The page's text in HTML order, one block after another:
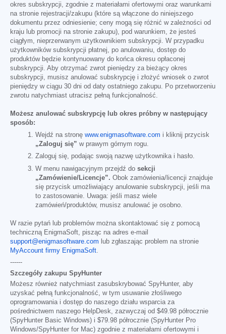
okres subskrypcji, zgodnie z materiałami ofertowymi oraz warunkami
na stronie rejestracji/zakupu (które są włączone do niniejszego
dokumentu przez odniesienie; ceny mogą się różnić w zależności od
kraju lub promocji na stronie zakupu), pod warunkiem, że jesteś
ciągłym, nieprzerwanym użytkownikiem subskrypcji. W przypadku
użytkowników subskrypcji płatnej, po anulowaniu, dostęp do
produktów będzie kontynuowany do końca okresu opłaconej
subskrypcji. Aby otrzymać zwrot pieniędzy za bieżący okres
subskrypcji, musisz anulować subskrypcję i złożyć wniosek o zwrot
pieniędzy w ciągu 30 dni od daty ostatniego zakupu. Po przetworzeniu
zwrotu natychmiast utracisz pełną funkcjonalność.
Możesz anulować subskrypcję lub okres próbny w następujący
sposób:
Wejdź na stronę www.enigmasoftware.com i kliknij przycisk
„Zaloguj się” w prawym górnym rogu.
Zaloguj się, podając swoją nazwę użytkownika i hasło.
W menu nawigacyjnym przejdź do sekcji
„Zamówienie/Licencje”. Obok zamówienia/licencji znajduje
się przycisk umożliwiający anulowanie subskrypcji, jeśli ma
to zastosowanie. Uwaga: jeśli masz wiele
zamówień/produktów, musisz anulować je osobno.
W razie pytań lub problemów można skontaktować się z pomocą
techniczną EnigmaSoft, pisząc na adres e-mail
support@enigmasoftware.com lub zgłaszając problem na stronie
MyAccount firmy EnigmaSoft
------
Szczegóły zakupu SpyHunter
Możesz również natychmiast zasubskrybować SpyHunter, aby
uzyskać pełną funkcjonalność, w tym usuwanie złośliwego
oprogramowania i dostęp do naszego działu wsparcia za
pośrednictwem naszego HelpDesk, zazwyczaj od $49.98 półrocznie
(SpyHunter Basic Windows) i $79.98 półrocznie (SpyHunter Pro
Windows/SpyHunter for Mac) zgodnie z materiałami ofertowymi i